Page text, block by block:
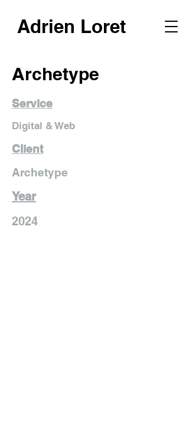
Adrien Loret
Archetype
Service
Digital & Web
Client
Archetype
Year
2024